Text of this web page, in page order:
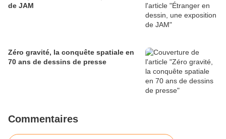
de JAM
Zéro gravité, la conquête spatiale en
70 ans de dessins de presse
Commentaires